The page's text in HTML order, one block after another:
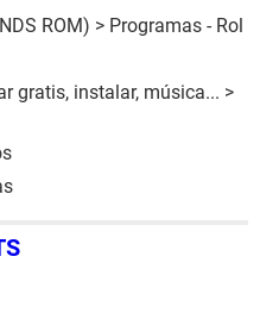
ROM) > Programas - Rol
gratis, instalar, música... >